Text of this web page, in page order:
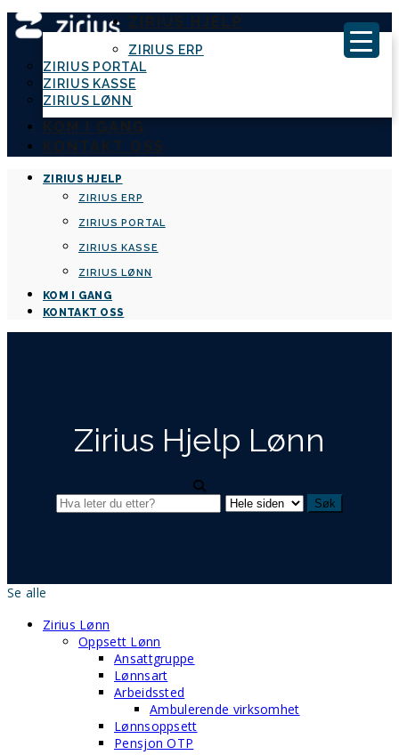
ZIRIUS HJELP
ZIRIUS ERP
ZIRIUS PORTAL
ZIRIUS KASSE
ZIRIUS LØNN
KOM I GANG
KONTAKT OSS
ZIRIUS HJELP
ZIRIUS ERP
ZIRIUS PORTAL
ZIRIUS KASSE
ZIRIUS LØNN
KOM I GANG
KONTAKT OSS
Zirius Hjelp Lønn
Se alle
Zirius Lønn
Oppsett Lønn
Ansattgruppe
Lønnsart
Arbeidssted
Ambulerende virksomhet
Lønnsoppsett
Pensjon OTP